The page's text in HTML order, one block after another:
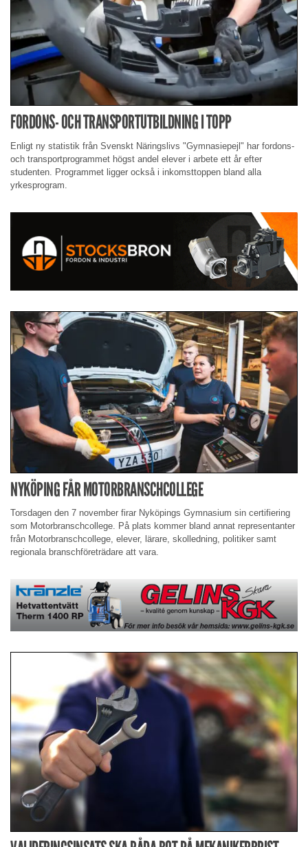
FORDONS- OCH TRANSPORTUTBILDNING I TOPP
Enligt ny statistik från Svenskt Näringslivs "Gymnasiepejl" har fordons-
och transportprogrammet högst andel elever i arbete ett år efter
studenten. Programmet ligger också i inkomsttoppen bland alla
yrkesprogram.
NYKÖPING FÅR MOTORBRANSCHCOLLEGE
Torsdagen den 7 november firar Nyköpings Gymnasium sin certifiering
som Motorbranschcollege. På plats kommer bland annat representanter
från Motorbranschcollege, elever, lärare, skolledning, politiker samt
regionala branschföreträdare att vara.